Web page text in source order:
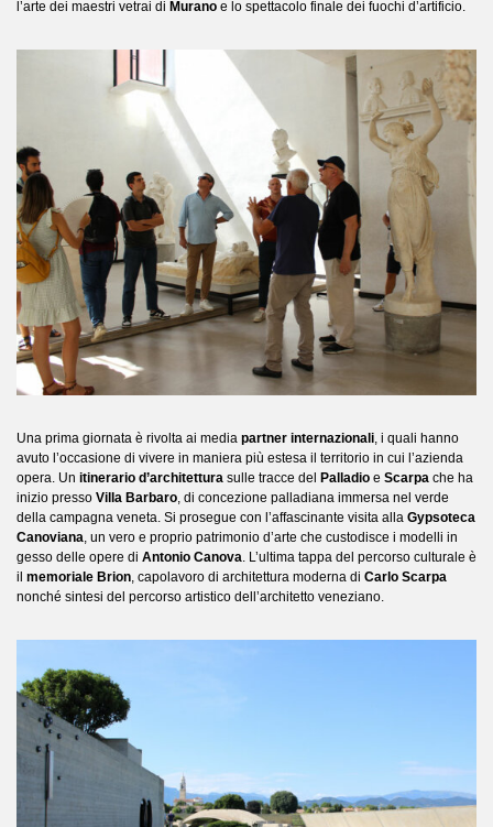
l’arte dei maestri vetrai di Murano e lo spettacolo finale dei fuochi d’artificio.
Una prima giornata è rivolta ai media partner internazionali , i quali hanno
avuto l’occasione di vivere in maniera più estesa il territorio in cui l’azienda
opera. Un itinerario d’architettura sulle tracce del Palladio e Scarpa che ha
inizio presso Villa Barbaro , di concezione palladiana immersa nel verde
della campagna veneta. Si prosegue con l’affascinante visita alla Gypsoteca
Canoviana , un vero e proprio patrimonio d’arte che custodisce i modelli in
gesso delle opere di Antonio Canova . L’ultima tappa del percorso culturale è
il memoriale Brion , capolavoro di architettura moderna di Carlo Scarpa
nonché sintesi del percorso artistico dell’architetto veneziano.